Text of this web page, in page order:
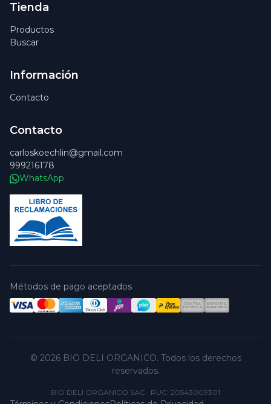
Tienda
Productos
Buscar
Información
Contacto
Contacto
carloskoechlin@gmail.com
999216178
WhatsApp
Métodos de pago aceptados
© 2026 BIO DELI ORGANICO. Todos los derechos
reservados.
BIO DELI ORGANICO SAC · RUC: 20543009301